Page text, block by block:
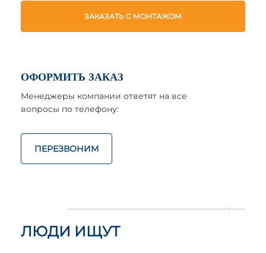
ЗАКАЗАТЬ С МОНТАЖОМ
ОФОРМИТЬ ЗАКАЗ
Менеджеры компании ответят на все
вопросы по телефону:
ПЕРЕЗВОНИМ
ЛЮДИ ИЩУТ